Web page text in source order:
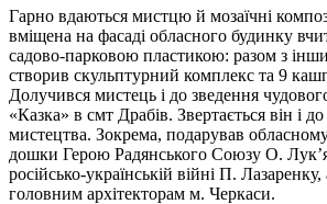
Гарно вдаються мистцю й мозаїчні
вміщена на фасаді обласного будинку
садово-парковою пластикою: разом з
створив скульптурний комплекс та 9
Долучився мистець і до зведення
«Казка» в смт Драбів. Звертається він і
мистецтва. Зокрема, подарував
дошки Герою Радянського Союзу О.
російсько-українській війні П.
головним архітекторам м. Черкаси.